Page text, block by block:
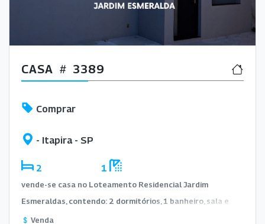
CASA 3389
Comprar
- Itapira - SP
2
vende-se casa no Loteamento Residencial Jardim
Esmeraldas, contendo: 2 dormitórios, 1 banheiro, sala e
cozinha integrada e lavanderia.
Venda